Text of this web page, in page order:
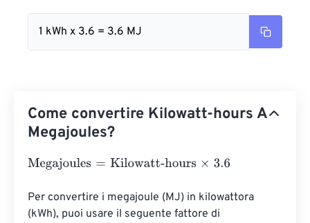
1 kWh x 3.6 = 3.6 MJ
Come convertire Kilowatt-hours A
Megajoules?
Megajoules= Kilowatt-hours×3.6
Per convertire i megajoule (MJ) in kilowattora
(kWh), puoi usare il seguente fattore di